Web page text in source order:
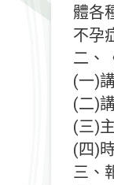
體各
不孕
二、
(一)
(二)
(三)
(四)
三、